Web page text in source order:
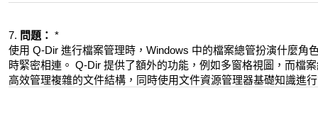
7. 問題： *
使用 Q-Dir 進行檔案管理時，Windows 中的檔案總管扮演什麼角
時緊密相連。 Q-Dir 提供了額外的功能，例如多窗格視圖，而檔
高效管理複雜的文件結構，同時使用文件資源管理器基礎知識進​​